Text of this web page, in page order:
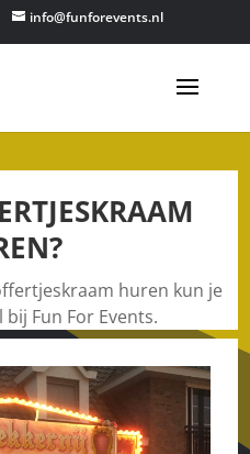
info@funforevents.nl
huren kun je
Fun For Events.